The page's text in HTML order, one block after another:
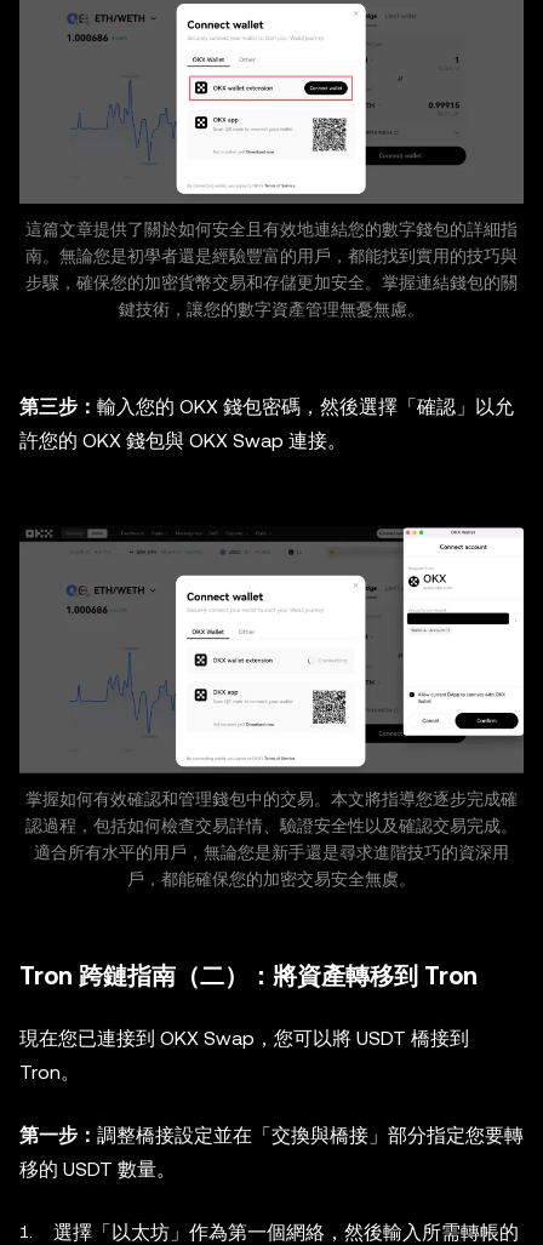
這篇文章提供了關於如何安全且有效地連結您的數字錢包的詳細指
南。無論您是初學者還是經驗豐富的用戶，都能找到實用的技巧與
步驟，確保您的加密貨幣交易和存儲更加安全。掌握連結錢包的關
鍵技術，讓您的數字資產管理無憂無慮。
第三步： 輸入您的 OKX 錢包密碼，然後選擇「確認」以允
許您的 OKX 錢包與 OKX Swap 連接。
掌握如何有效確認和管理錢包中的交易。本文將指導您逐步完成確
認過程，包括如何檢查交易詳情、驗證安全性以及確認交易完成。
適合所有水平的用戶，無論您是新手還是尋求進階技巧的資深用
戶，都能確保您的加密交易安全無虞。
Tron 跨鏈指南（二）：將資產轉移到 Tron
現在您已連接到 OKX Swap，您可以將 USDT 橋接到
Tron。
第一步： 調整橋接設定並在「交換與橋接」部分指定您要轉
移的 USDT 數量。
選擇「以太坊」作為第一個網絡，然後輸入所需轉帳的